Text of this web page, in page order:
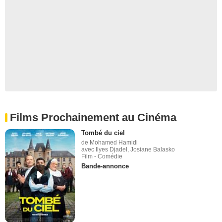
Films Prochainement au Cinéma
Tombé du ciel
de Mohamed Hamidi
avec Ilyes Djadel, Josiane Balasko
Film - Comédie
Bande-annonce